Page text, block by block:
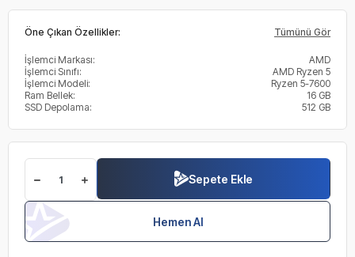
Öne Çıkan Özellikler: Tümünü Gör
İşlemci Markası:
AMD
İşlemci Sınıfı:
AMD Ryzen 5
İşlemci Modeli:
Ryzen 5-7600
Ram Bellek:
16 GB
SSD Depolama:
512 GB
Sepete Ekle
Hemen Al